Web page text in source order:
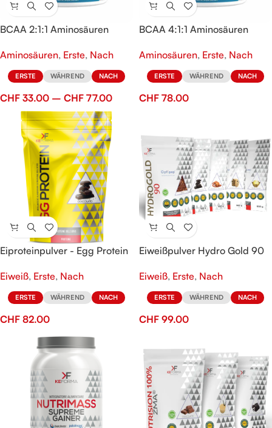
BCAA 2:1:1 Aminosäuren
Aminosäuren, Erste, Nach
ERSTE WÄHREND NACH
CHF 33.00 – CHF 77.00
BCAA 4:1:1 Aminosäuren
Aminosäuren, Erste, Nach
ERSTE WÄHREND NACH
CHF 78.00
Eiproteinpulver - Egg Protein
Eiweiß, Erste, Nach
ERSTE WÄHREND NACH
CHF 82.00
Eiweißpulver Hydro Gold 90
Eiweiß, Erste, Nach
ERSTE WÄHREND NACH
CHF 99.00